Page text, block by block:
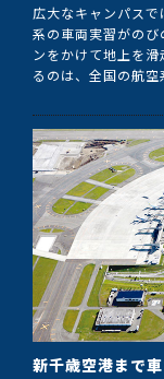
広大なキャンパス
系の車両実習がの
ンをかけて地上を
るのは、全国の航空
新千歳空港まで